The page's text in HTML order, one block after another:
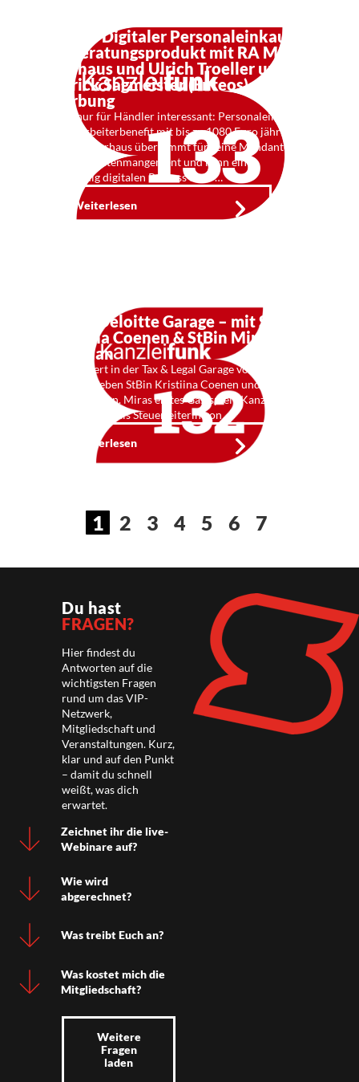
Kf 133: Digitaler Personaleinkauf
als Beratungsprodukt mit RA Max
Vierhaus und Ulrich Troeller und
Patrick Sagmeister (Enteos) –
Werbung
Nicht nur für Händler interessant: Personaleinkauf
als Mitarbeiterbenefit mit bis zu 1080 Euro jährlich.
RA Max Vierhaus übernimmt für seine Mandanten
das Lohnkostenmangement und kann einen
vollständig digitalen Prozess dazu …
Weiterlesen
kf132: Deloitte Garage – mit StBin
Kristiina Coenen & StBin Mira
Christian
Was passiert in der Tax & Legal Garage von Deloitte?
Einblicke geben StBin Kristiina Coenen und StBin
Mira Christian. Miras erstes Gastspiel i Kanzleifunk
hatte sie noch als Steuerleiterin von …
Weiterlesen
1 2 3 4 5 6 7
Du hast
FRAGEN?
Hier findest du
Antworten auf die
wichtigsten Fragen
rund um das VIP-
Netzwerk,
Mitgliedschaft und
Veranstaltungen. Kurz,
klar und auf den Punkt
– damit du schnell
weißt, was dich
erwartet.
Zeichnet ihr die live-
Webinare auf?
Wie wird
abgerechnet?
Was treibt Euch an?
Was kostet mich die
Mitgliedschaft?
Weitere
Fragen
laden